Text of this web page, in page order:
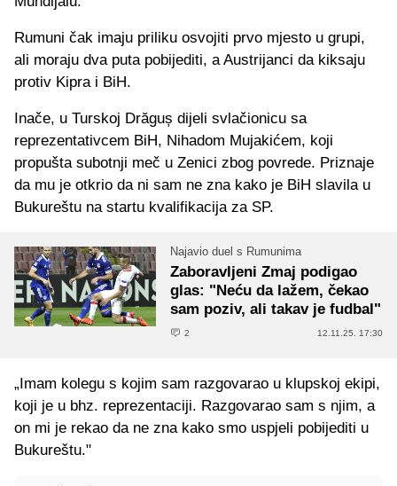
Rumuni čak imaju priliku osvojiti prvo mjesto u grupi,
ali moraju dva puta pobijediti, a Austrijanci da kiksaju
protiv Kipra i BiH.
Inače, u Turskoj Drăguș dijeli svlačionicu sa
reprezentativcem BiH, Nihadom Mujakićem, koji
propušta subotnji meč u Zenici zbog povrede. Priznaje
da mu je otkrio da ni sam ne zna kako je BiH slavila u
Bukureštu na startu kvalifikacija za SP.
Najavio duel s Rumunima
Zaboravljeni Zmaj podigao
glas: "Neću da lažem, čekao
sam poziv, ali takav je fudbal"
2 12.11.25. 17:30
„Imam kolegu s kojim sam razgovarao u klupskoj ekipi,
koji je u bhz. reprezentaciji. Razgovarao sam s njim, a
on mi je rekao da ne zna kako smo uspjeli pobijediti u
Bukureštu."